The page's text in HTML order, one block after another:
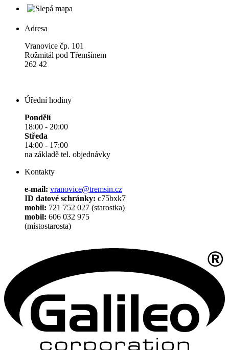
Adresa
Vranovice čp. 101
Rožmitál pod Třemšínem
262 42
Úřední hodiny
Pondělí
18:00 - 20:00
Středa
14:00 - 17:00
na základě tel. objednávky
Kontakty
e-mail: vranovice@tremsin.cz
ID datové schránky: c75bxk7
mobil: 721 752 027 (starostka)
mobil: 606 032 975
(místostarosta)